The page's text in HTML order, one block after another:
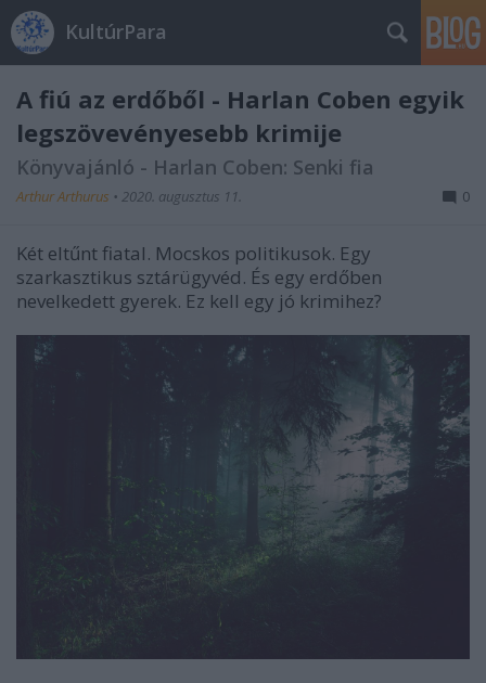
KultúrPara
A fiú az erdőből - Harlan Coben egyik
legszövevényesebb krimije
Könyvajánló - Harlan Coben: Senki fia
Arthur Arthurus • 2020. augusztus 11. 0
Két eltűnt fiatal. Mocskos politikusok. Egy
szarkasztikus sztárügyvéd. És egy erdőben
nevelkedett gyerek. Ez kell egy jó krimihez?